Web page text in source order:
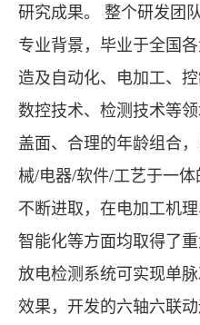
研究成果。 整个研发团
专业背景，毕业于全国
造及自动化、电加工、
数控技术、检测技术等
盖面、合理的年龄组合
械/电器/软件/工艺于一
不断进取，在电加工机
智能化等方面均取得了
放电检测系统可实现单
效果，开发的六轴六联